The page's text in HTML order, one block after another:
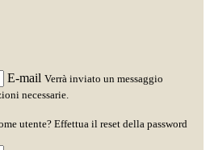
E-mail Verrà inviato un messaggio
necessarie.
utente? Effettua il reset della password